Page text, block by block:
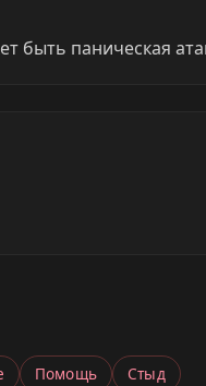
быть паническая
Помощь Стыд